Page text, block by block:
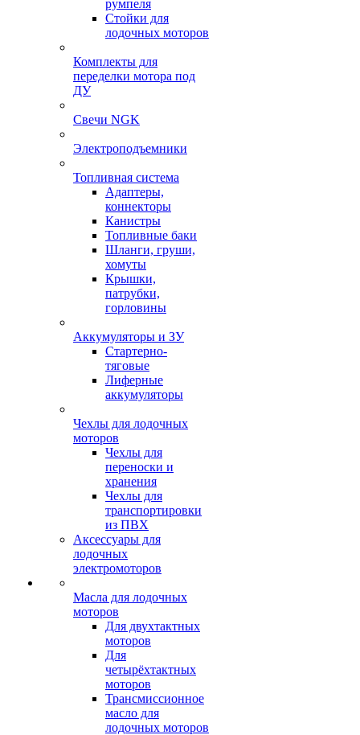
румпеля
Стойки для
лодочных моторов
Комплекты для
переделки мотора под
ДУ
Свечи NGK
Электроподъемники
Топливная система
Адаптеры,
коннекторы
Канистры
Топливные баки
Шланги, груши,
хомуты
Крышки,
патрубки,
горловины
Аккумуляторы и ЗУ
Стартерно-
тяговые
Лиферные
аккумуляторы
Чехлы для лодочных
моторов
Чехлы для
переноски и
хранения
Чехлы для
транспортировки
из ПВХ
Аксессуары для
лодочных
электромоторов
Масла для лодочных
моторов
Для двухтактных
моторов
Для
четырёхтактных
моторов
Трансмиссионное
масло для
лодочных моторов